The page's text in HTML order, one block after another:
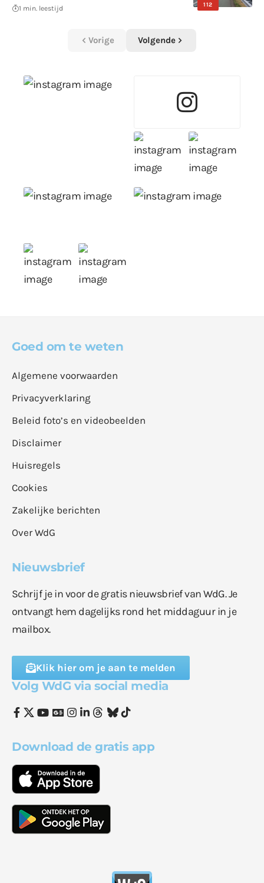
112
1 min. leestijd
Vorige Volgende
Goed om te weten
Algemene voorwaarden
Privacyverklaring
Beleid foto’s en videobeelden
Disclaimer
Huisregels
Cookies
Zakelijke berichten
Over WdG
Nieuwsbrief
Schrijf je in voor de gratis nieuwsbrief van WdG. Je
ontvangt hem dagelijks rond het middaguur in je
mailbox.
Klik hier om je aan te melden
Volg WdG via social media
Download de gratis app